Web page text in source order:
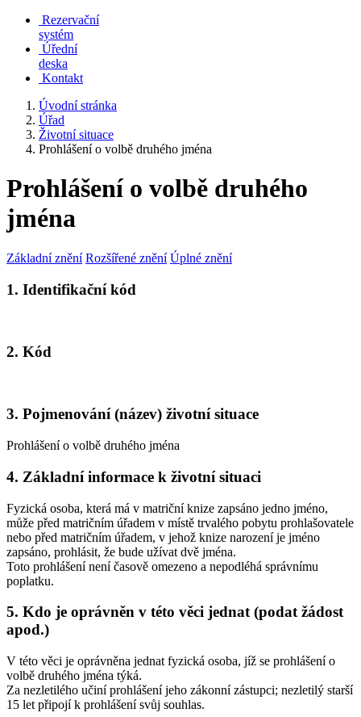
Rezervační
systém
Úřední
deska
Kontakt
Úvodní stránka
Úřad
Životní situace
Prohlášení o volbě druhého jména
Prohlášení o volbě druhého
jména
Základní znění Rozšířené znění Úplné znění
1. Identifikační kód
2. Kód
3. Pojmenování (název) životní situace
Prohlášení o volbě druhého jména
4. Základní informace k životní situaci
Fyzická osoba, která má v matriční knize zapsáno jedno jméno,
může před matričním úřadem v místě trvalého pobytu prohlašovatele
nebo před matričním úřadem, v jehož knize narození je jméno
zapsáno, prohlásit, že bude užívat dvě jména.
Toto prohlášení není časově omezeno a nepodléhá správnímu
poplatku.
5. Kdo je oprávněn v této věci jednat (podat žádost
apod.)
V této věci je oprávněna jednat fyzická osoba, jíž se prohlášení o
volbě druhého jména týká.
Za nezletilého učiní prohlášení jeho zákonní zástupci; nezletilý starší
15 let připojí k prohlášení svůj souhlas.